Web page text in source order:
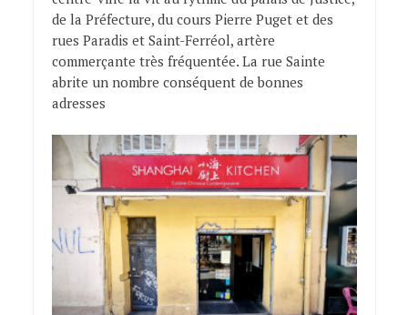
de la Préfecture, du cours Pierre Puget et des
rues Paradis et Saint-Ferréol, artère
commerçante très fréquentée. La rue Sainte
abrite un nombre conséquent de bonnes
adresses